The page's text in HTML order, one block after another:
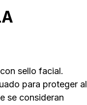
sello facial.
para proteger al
se consideran